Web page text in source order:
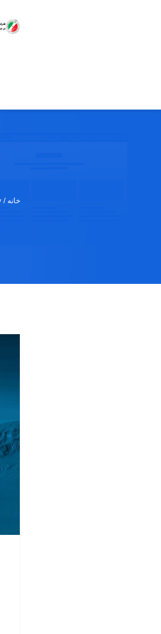
خانه / Case Study / استفاده از لیزر…